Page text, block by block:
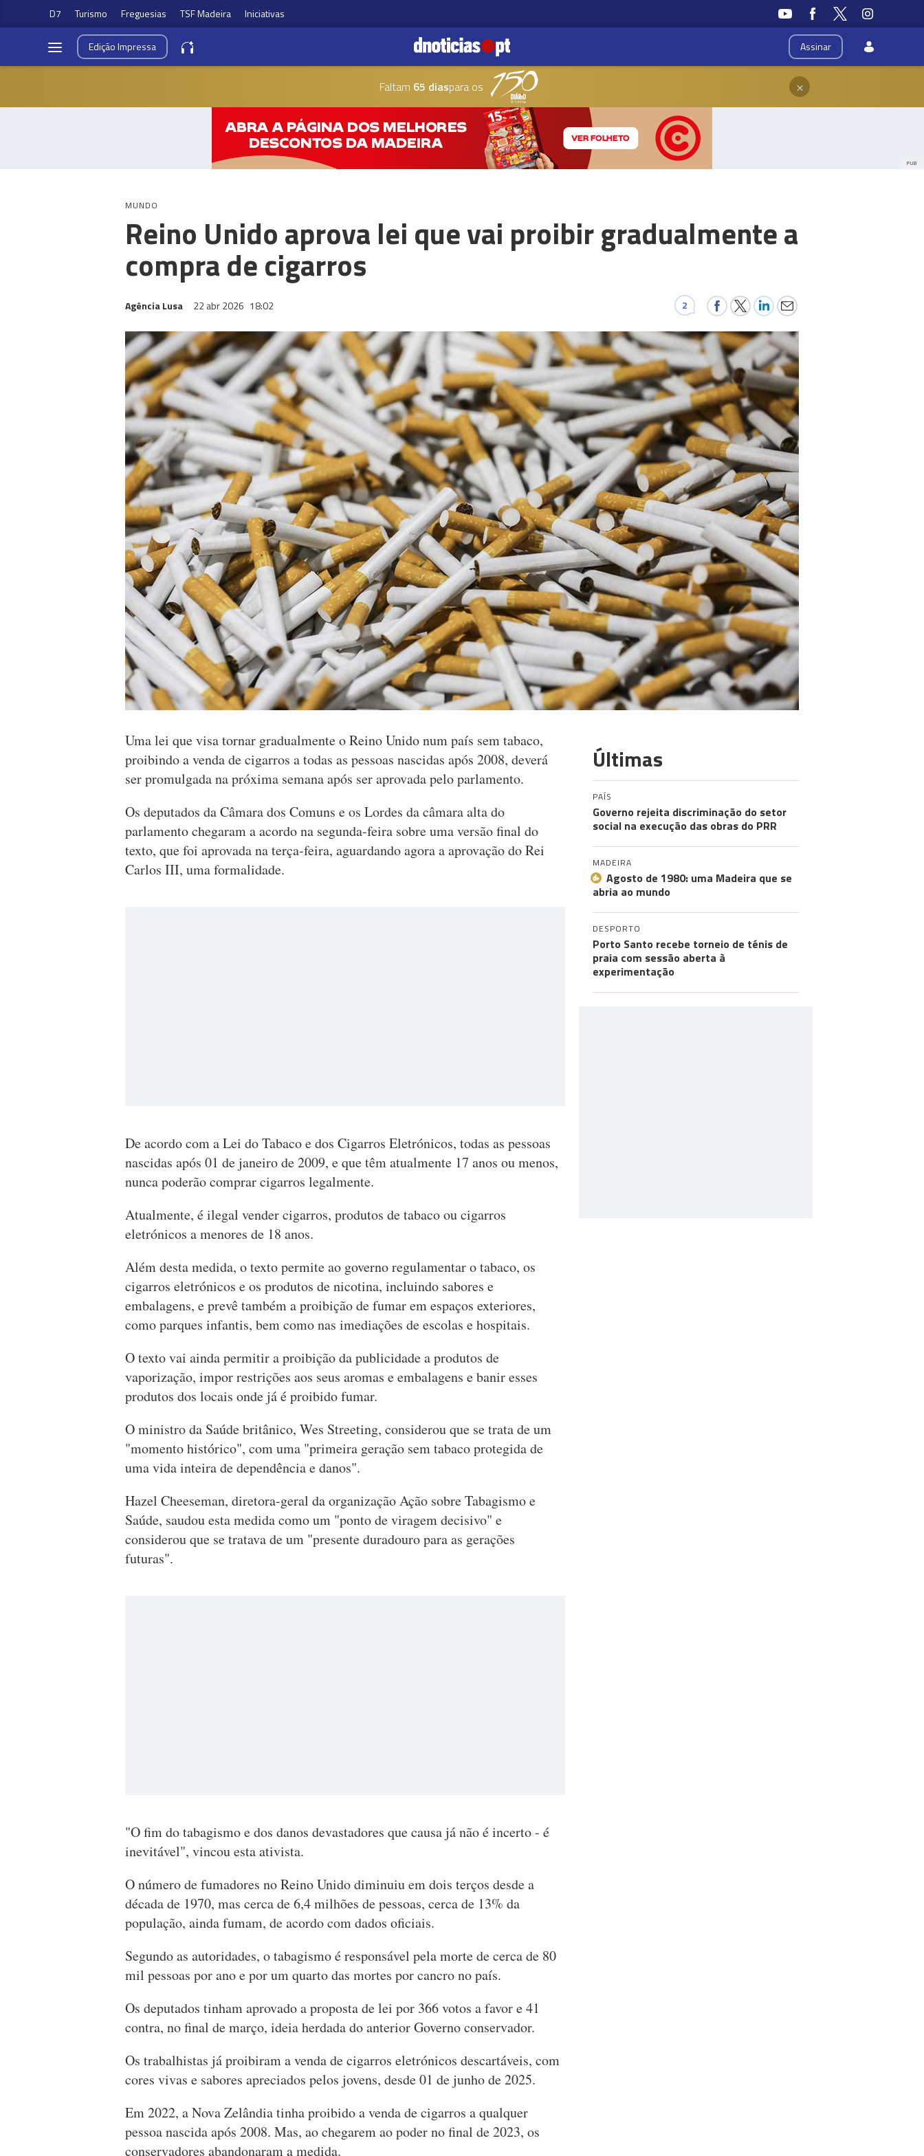
D7 Turismo Freguesias TSF Madeira Iniciativas
Assinar
EdiçãoImpressa
Faltam 65 diaspara os ×
PUB
MUNDO
Reino Unido aprova lei que vai proibir gradualmente a
compra de cigarros
Agência Lusa 22 abr 2026 18:02 2
Uma lei que visa tornar gradualmente o Reino Unido num país sem tabaco,
proibindo a venda de cigarros a todas as pessoas nascidas após 2008, deverá
ser promulgada na próxima semana após ser aprovada pelo parlamento.
Os deputados da Câmara dos Comuns e os Lordes da câmara alta do
parlamento chegaram a acordo na segunda-feira sobre uma versão final do
texto, que foi aprovada na terça-feira, aguardando agora a aprovação do Rei
Carlos III, uma formalidade.
De acordo com a Lei do Tabaco e dos Cigarros Eletrónicos, todas as pessoas
nascidas após 01 de janeiro de 2009, e que têm atualmente 17 anos ou menos,
nunca poderão comprar cigarros legalmente.
Atualmente, é ilegal vender cigarros, produtos de tabaco ou cigarros
eletrónicos a menores de 18 anos.
Além desta medida, o texto permite ao governo regulamentar o tabaco, os
cigarros eletrónicos e os produtos de nicotina, incluindo sabores e
embalagens, e prevê também a proibição de fumar em espaços exteriores,
como parques infantis, bem como nas imediações de escolas e hospitais.
O texto vai ainda permitir a proibição da publicidade a produtos de
vaporização, impor restrições aos seus aromas e embalagens e banir esses
produtos dos locais onde já é proibido fumar.
O ministro da Saúde britânico, Wes Streeting, considerou que se trata de um
"momento histórico", com uma "primeira geração sem tabaco protegida de
uma vida inteira de dependência e danos".
Hazel Cheeseman, diretora-geral da organização Ação sobre Tabagismo e
Saúde, saudou esta medida como um "ponto de viragem decisivo" e
considerou que se tratava de um "presente duradouro para as gerações
futuras".
"O fim do tabagismo e dos danos devastadores que causa já não é incerto - é
inevitável", vincou esta ativista.
O número de fumadores no Reino Unido diminuiu em dois terços desde a
década de 1970, mas cerca de 6,4 milhões de pessoas, cerca de 13% da
população, ainda fumam, de acordo com dados oficiais.
Segundo as autoridades, o tabagismo é responsável pela morte de cerca de 80
mil pessoas por ano e por um quarto das mortes por cancro no país.
Os deputados tinham aprovado a proposta de lei por 366 votos a favor e 41
contra, no final de março, ideia herdada do anterior Governo conservador.
Os trabalhistas já proibiram a venda de cigarros eletrónicos descartáveis, com
cores vivas e sabores apreciados pelos jovens, desde 01 de junho de 2025.
Em 2022, a Nova Zelândia tinha proibido a venda de cigarros a qualquer
pessoa nascida após 2008. Mas, ao chegarem ao poder no final de 2023, os
conservadores abandonaram a medida.
Últimas
PAÍS
Governo rejeita discriminação do setor
social na execução das obras do PRR
MADEIRA
Agosto de 1980: uma Madeira que se
abria ao mundo
DESPORTO
Porto Santo recebe torneio de ténis de
praia com sessão aberta à
experimentação